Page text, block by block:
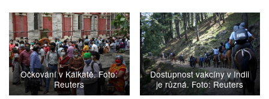
Očkování v Kalkatě. Foto:
Reuters
Dostupnost vakcíny v Indii
je různá. Foto: Reuters